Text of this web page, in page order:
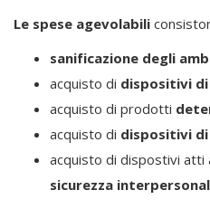
Le spese agevolabili
sanificazione degli
acquisto di dispositivi
acquisto di prodotti
acquisto di dispositivi di
acquisto di dispostivi atti
sicurezza